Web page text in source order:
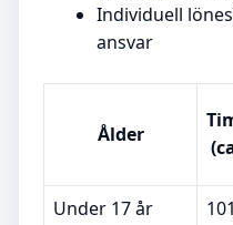
Individuell
ansvar
Ålder
Under 17 år